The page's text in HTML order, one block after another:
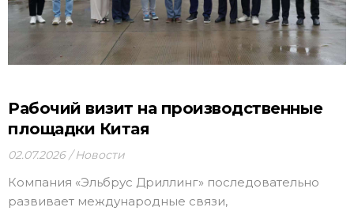
Рабочий визит на производственные
площадки Китая
02.07.2026 Новости
Компания «Эльбрус Дриллинг» последовательно
развивает международные связи,